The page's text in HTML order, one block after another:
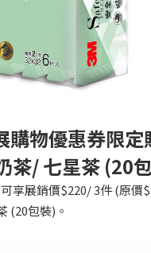
購物優惠券限
茶/ 七星茶 (20
享展銷價$220/ 3件 (原價
(20包裝)。